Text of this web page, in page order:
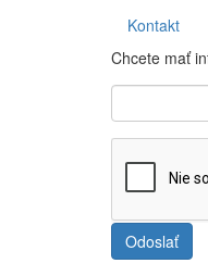
Kontakt
Chcete mať
Odoslať